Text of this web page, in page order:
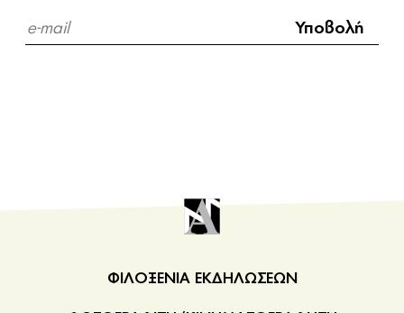
ΦΙΛΟΞΕΝΙΑ ΕΚΔΗΛΩΣΕΩΝ